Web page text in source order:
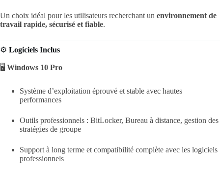
Un choix idéal pour les utilisateurs recherchant un environnement de
travail rapide, sécurisé et fiable.
⚙️ Logiciels Inclus
🖥️ Windows 10 Pro
Système d’exploitation éprouvé et stable avec hautes
performances
Outils professionnels : BitLocker, Bureau à distance, gestion des
stratégies de groupe
Support à long terme et compatibilité complète avec les logiciels
professionnels